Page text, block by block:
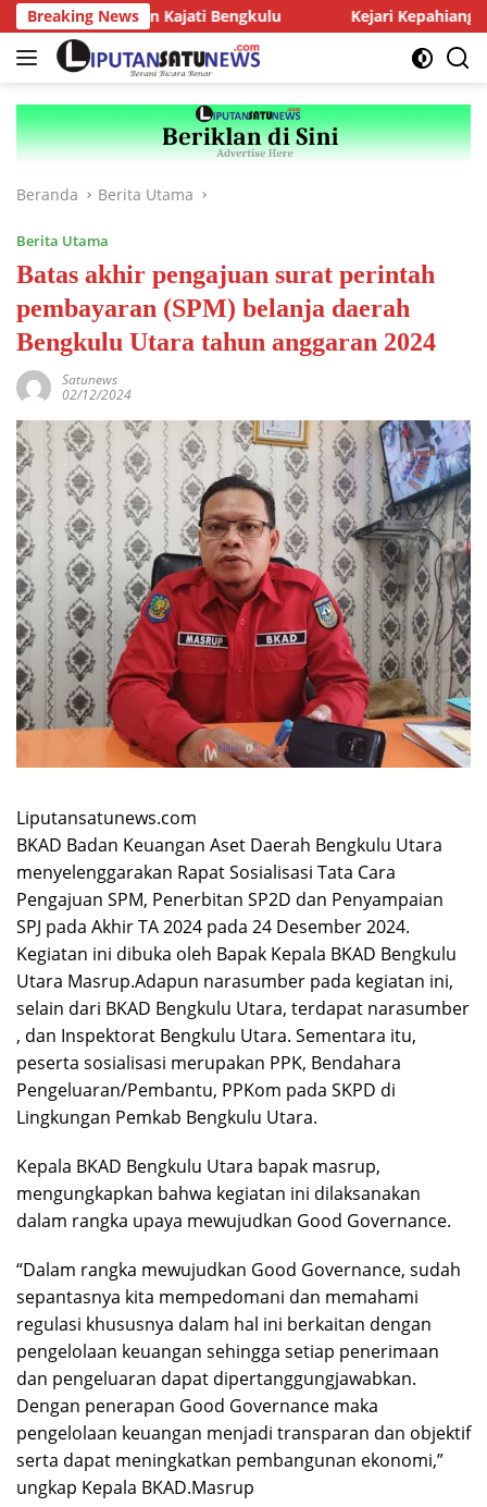
Langsung
ke
konten
Breaking News
dengan Kajati Bengkulu Kejari Kepahiang
Beranda Berita Utama
Berita Utama
Batas akhir pengajuan surat perintah
pembayaran (SPM) belanja daerah
Bengkulu Utara tahun anggaran 2024
Satunews
02/12/2024
Liputansatunews.com
BKAD Badan Keuangan Aset Daerah Bengkulu Utara
menyelenggarakan Rapat Sosialisasi Tata Cara
Pengajuan SPM, Penerbitan SP2D dan Penyampaian
SPJ pada Akhir TA 2024 pada 24 Desember 2024.
Kegiatan ini dibuka oleh Bapak Kepala BKAD Bengkulu
Utara Masrup.Adapun narasumber pada kegiatan ini,
selain dari BKAD Bengkulu Utara, terdapat narasumber
, dan Inspektorat Bengkulu Utara. Sementara itu,
peserta sosialisasi merupakan PPK, Bendahara
Pengeluaran/Pembantu, PPKom pada SKPD di
Lingkungan Pemkab Bengkulu Utara.
Kepala BKAD Bengkulu Utara bapak masrup,
mengungkapkan bahwa kegiatan ini dilaksanakan
dalam rangka upaya mewujudkan Good Governance.
“Dalam rangka mewujudkan Good Governance, sudah
sepantasnya kita mempedomani dan memahami
regulasi khususnya dalam hal ini berkaitan dengan
pengelolaan keuangan sehingga setiap penerimaan
dan pengeluaran dapat dipertanggungjawabkan.
Dengan penerapan Good Governance maka
pengelolaan keuangan menjadi transparan dan objektif
serta dapat meningkatkan pembangunan ekonomi,”
ungkap Kepala BKAD.Masrup